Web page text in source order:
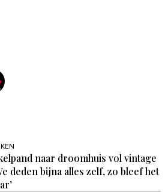
naar droomhuis vol vintage
deden bijna alles zelf, zo bleef het